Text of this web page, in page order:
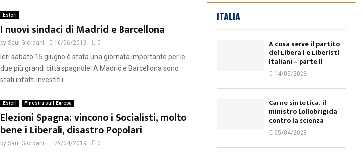
Esteri
I nuovi sindaci di Madrid e Barcellona
by Saul Giordani 16/06/2019 0
Ieri sabato 15 giugno è stata una giornata importante per le
due più grandi città spagnole. A Madrid e Barcellona sono
stati infatti investiti i...
Esteri Finestra sull'Europa
Elezioni Spagna: vincono i Socialisti, molto
bene i Liberali, disastro Popolari
by Saul Giordani 29/04/2019 0
ITALIA
A cosa serve il partito
del Liberali e Liberisti
Italiani – parte II
14/05/2023
Carne sintetica: il
ministro Lollobrigida
contro la scienza
05/04/2023